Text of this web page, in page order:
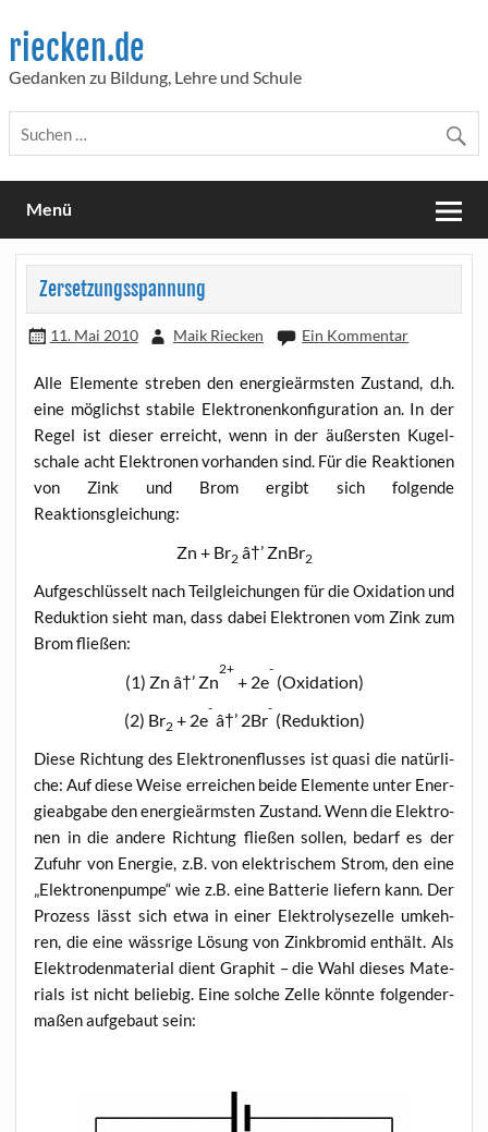
content
riecken.de
Gedanken zu Bildung, Lehre und Schule
Menü
Zersetzungsspannung
11. Mai 2010 Maik Riecken Ein Kommentar
Alle Ele­men­te stre­ben den ener­gie­ärms­ten Zustand, d.h.
eine mög­lichst sta­bi­le Elek­tro­nen­kon­fi­gu­ra­ti­on an. In der
Regel ist die­ser erreicht, wenn in der äußers­ten Kugel­
scha­le acht Elek­tro­nen vor­han­den sind. Für die Reak­tio­nen
von Zink und Brom ergibt sich fol­gen­de
Reaktionsgleichung:
Zn + Br2 â†’ ZnBr2
Auf­ge­schlüs­selt nach Teil­glei­chun­gen für die Oxi­da­ti­on und
Reduk­ti­on sieht man, dass dabei Elek­tro­nen vom Zink zum
Brom fließen:
(1) Zn â†’ Zn
2+
+ 2e
-
(Oxi­da­ti­on)
(2) Br2+ 2e
-
â†’ 2Br
-
(Reduk­ti­on)
Die­se Rich­tung des Elek­tro­nen­flus­ses ist qua­si die natür­li­
che: Auf die­se Wei­se errei­chen bei­de Ele­men­te unter Ener­
gie­ab­ga­be den ener­gie­ärms­ten Zustand. Wenn die Elek­tro­
nen in die ande­re Rich­tung flie­ßen sol­len, bedarf es der
Zufuhr von Ener­gie, z.B. von elek­tri­schem Strom, den eine
„Elek­tro­nen­pum­pe“ wie z.B. eine Bat­te­rie lie­fern kann. Der
Pro­zess lässt sich etwa in einer Elek­tro­ly­se­zel­le umkeh­
ren, die eine wäss­ri­ge Lösung von Zink­bro­mid ent­hält. Als
Elek­tro­den­ma­te­ri­al dient Gra­phit – die Wahl die­ses Mate­
ri­als ist nicht belie­big. Eine sol­che Zel­le könn­te fol­gen­der­
ma­ßen auf­ge­baut sein: